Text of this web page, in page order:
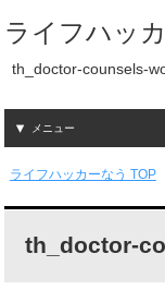
ライフハッ
th_doctor-counsels-
メニュー
ライフハッカーなう TOP
th_doctor-